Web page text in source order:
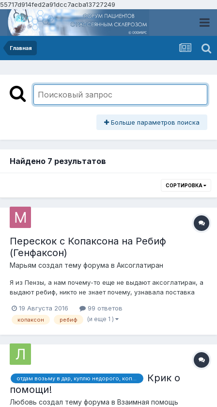
55717d914fed2a91dcc7acba13727249
Главная
Больше параметров поиска
Найдено 7 результатов
СОРТИРОВКА
Перескок с Копаксона на Ребиф
(Генфаксон)
Марьям создал тему форума в Аксоглатиран
Я из Пензы, а нам почему-то еще не выдают аксоглатиран, а
выдают ребиф, никто не знает почему, узнавала поставка
19 Августа 2016
99 ответов
копаксон ребиф (и еще 1 )
отдам возьму в дар, куплю недорого, копаксон, ребиф, бетаферон,
Крик о
помощи!
Любовь создал тему форума в Взаимная помощь